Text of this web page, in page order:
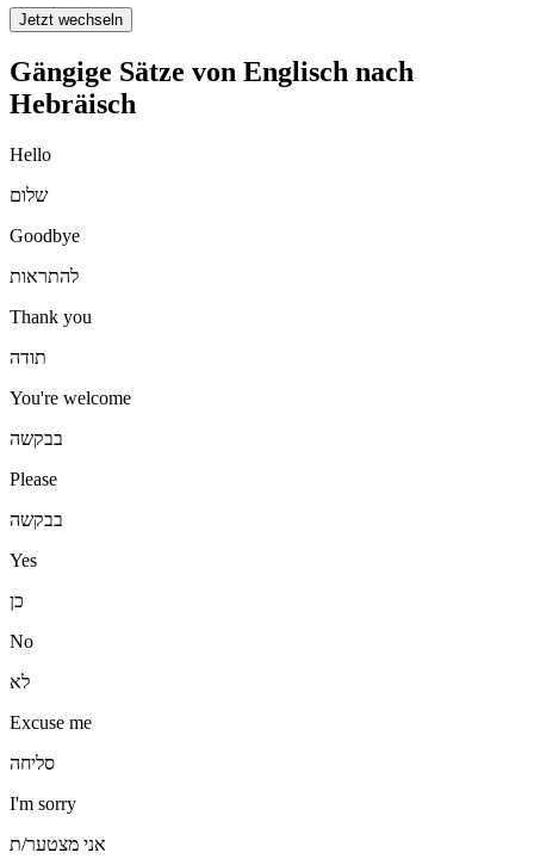
Jetzt wechseln
Gängige Sätze von Englisch nach
Hebräisch
Hello
שלום
Goodbye
להתראות
Thank you
תודה
You're welcome
בבקשה
Please
בבקשה
Yes
כן
No
לא
Excuse me
סליחה
I'm sorry
אני מצטער/ת